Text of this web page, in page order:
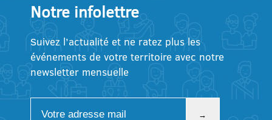
Notre infolettre
Suivez l’actualité et ne ratez plus les
événements de votre territoire avec notre
newsletter mensuelle